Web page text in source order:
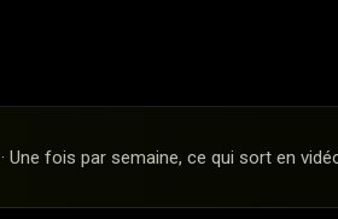
· Une fois par semaine, ce qui sort en